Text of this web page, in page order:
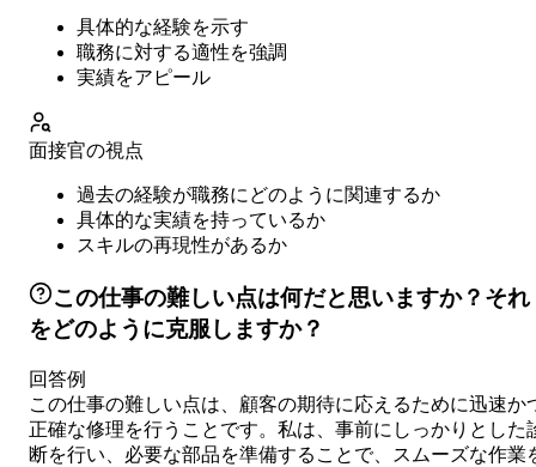
具体的な経験を示す
職務に対する適性を強調
実績をアピール
面接官の視点
過去の経験が職務にどのように関連するか
具体的な実績を持っているか
スキルの再現性があるか
この仕事の難しい点は何だと思いますか？それ
をどのように克服しますか？
回答例
この仕事の難しい点は、顧客の期待に応えるために迅速か
正確な修理を行うことです。私は、事前にしっかりとした
断を行い、必要な部品を準備することで、スムーズな作業